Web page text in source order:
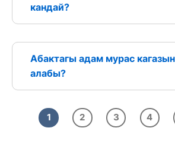
кандай?
Абактагы адам мурас
алабы?
1 2 3 4